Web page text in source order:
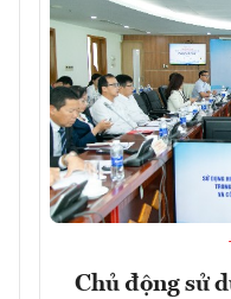
Chủ động sử